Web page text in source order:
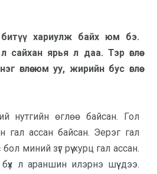
хариулж байх юм бэ.
сай­х­ан ярья л даа. Тэр өглөө
өглөө юм уу, жирийн бус өглөө
нутгийн өглөө байсан. Гол
гал ассан байсан. Эерэг гал
миний зүг рүү хурц гал ассан.
л араншин илэрнэ шүү дээ.